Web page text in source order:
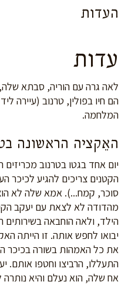
העדות
עדות
לאה גרה עם הוריה, סבתא
הם חיו בפולין, טרנוב (עיירה
המלחמה.
האֵקציה הראשונה
יום אחד בגטו בטרנוב
הקטנים צריכים להגיע לכיכר
סוכר, קמח...). אמא שלה לא
מהדודה לא לצאת עם יעקב
הילד, ולאה הוחבאה
יבואו לחפש אותה. זו הייתה
את כל האמהות בשורה בכיכר
התעללו, הרביצו וחטפו אותם.
אח שלה, הוא נעלם והיא